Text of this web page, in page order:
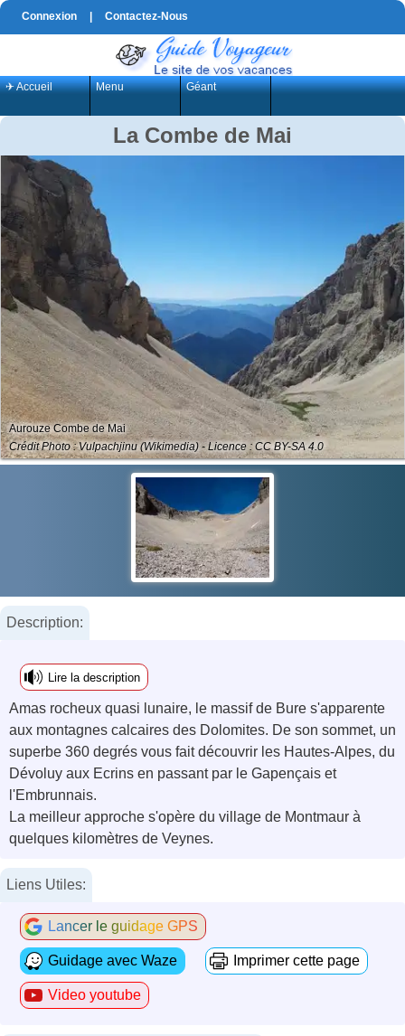
Connexion Contactez-Nous
✈ Accueil Menu Géant
La Combe de Mai
Aurouze Combe de Mai
Crédit Photo : Vulpachjinu (Wikimedia) - Licence : CC BY-SA 4.0
Description:
Lire la description
Amas rocheux quasi lunaire, le massif de Bure s'apparente
aux montagnes calcaires des Dolomites. De son sommet, un
superbe 360 degrés vous fait découvrir les Hautes-Alpes, du
Dévoluy aux Ecrins en passant par le Gapençais et
l'Embrunnais.
La meilleur approche s'opère du village de Montmaur à
quelques kilomètres de Veynes.
Liens Utiles:
Lancer le guidage GPS
Guidage avec Waze Imprimer cette page
Video youtube